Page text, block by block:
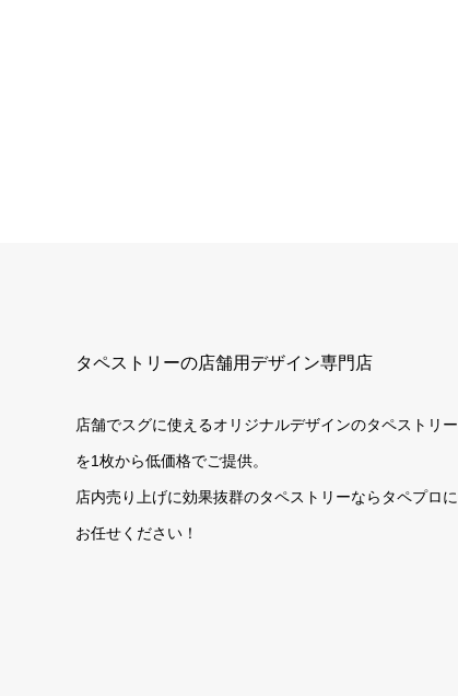
タペストリーの店舗用デザイン専門店
店舗でスグに使えるオリジナルデザインのタペストリー
を1枚から低価格でご提供。
店内売り上げに効果抜群のタペストリーならタペプロに
お任せください！